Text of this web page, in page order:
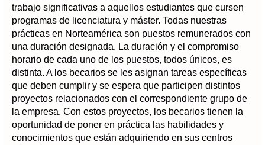
trabajo significativas a aquellos estudiantes que cursen
programas de licenciatura y máster. Todas nuestras
prácticas en Norteamérica son puestos remunerados con
una duración designada. La duración y el compromiso
horario de cada uno de los puestos, todos únicos, es
distinta. A los becarios se les asignan tareas específicas
que deben cumplir y se espera que participen distintos
proyectos relacionados con el correspondiente grupo de
la empresa. Con estos proyectos, los becarios tienen la
oportunidad de poner en práctica las habilidades y
conocimientos que están adquiriendo en sus centros